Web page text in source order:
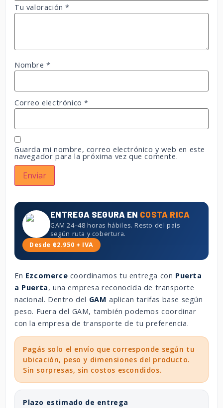
Tu valoración*
Nombre*
Correo electrónico*
Guarda mi nombre, correo electrónico y web en este
navegador para la próxima vez que comente.
ENTREGA SEGURA EN COSTA RICA
GAM 24–48 horas hábiles. Resto del país
según ruta y cobertura.
Desde ₡2.950 + IVA
En Ezcomerce coordinamos tu entrega con Puerta
a Puerta, una empresa reconocida de transporte
nacional. Dentro del GAM aplican tarifas base según
peso. Fuera del GAM, también podemos coordinar
con la empresa de transporte de tu preferencia.
Pagás solo el envío que corresponde según tu
ubicación, peso y dimensiones del producto.
Sin sorpresas, sin costos escondidos.
Plazo estimado de entrega